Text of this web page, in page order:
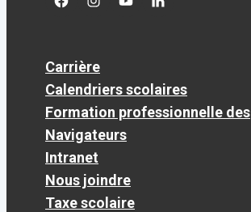
facebookgoogleplus
googleplusgoogleplus
Carrière
Calendriers scolaires
Formation professionnelle des
Navigateurs
Intranet
Nous joindre
Taxe scolaire